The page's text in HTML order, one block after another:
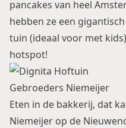
pancakes van heel
hebben ze een
tuin (ideaal voor met
hotspot!
Gebroeders Niemeijer
Eten in de bakkerij, dat
Niemeijer op de